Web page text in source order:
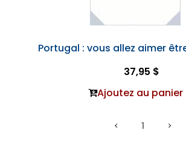
Portugal : vous allez aimer
37,95 $
Ajoutez au panier
1